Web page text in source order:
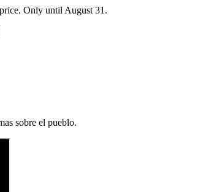
Only until August 31.
sobre el pueblo.